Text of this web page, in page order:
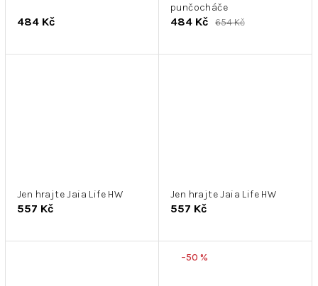
484 Kč
punčocháče
484 Kč 654 Kč
Jen hrajte Jaia Life HW
557 Kč
Jen hrajte Jaia Life HW
557 Kč
–50 %